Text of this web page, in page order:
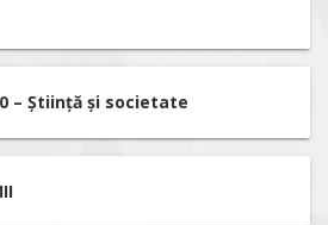
– Știință și societate